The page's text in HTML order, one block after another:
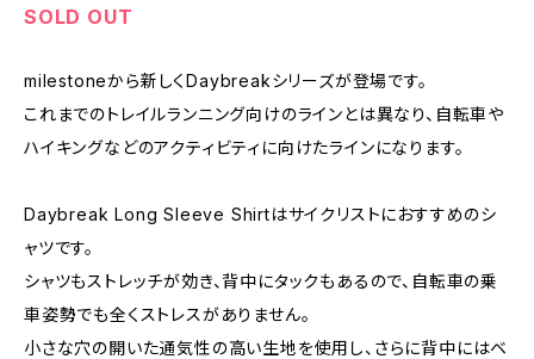
SOLD OUT
milestoneから新しくDaybreakシリーズが登場です。
これまでのトレイルランニング向けのラインとは異なり、自転車や
ハイキングなどのアクティビティに向けたラインになります。
Daybreak Long Sleeve Shirtはサイクリストにおすすめのシ
ャツです。
シャツもストレッチが効き、背中にタックもあるので、自転車の乗
車姿勢でも全くストレスがありません。
小さな穴の開いた通気性の高い生地を使用し、さらに背中にはベ